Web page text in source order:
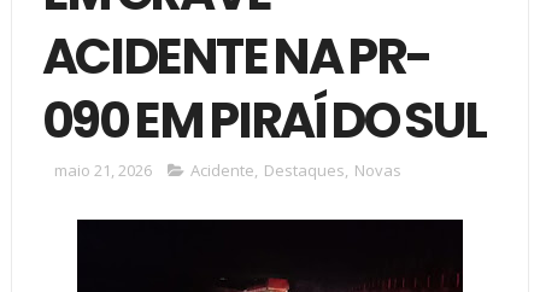
ACIDENTE NA PR-
090 EM PIRAÍ DO SUL
maio 21, 2026 Acidente, Destaques, Novas